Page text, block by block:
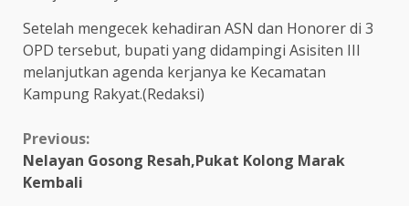
Setelah mengecek kehadiran ASN dan Honorer di 3
OPD tersebut, bupati yang didampingi Asisiten III
melanjutkan agenda kerjanya ke Kecamatan
Kampung Rakyat.(Redaksi)
Continue
Reading
Previous:
Nelayan Gosong Resah,Pukat Kolong Marak
Kembali